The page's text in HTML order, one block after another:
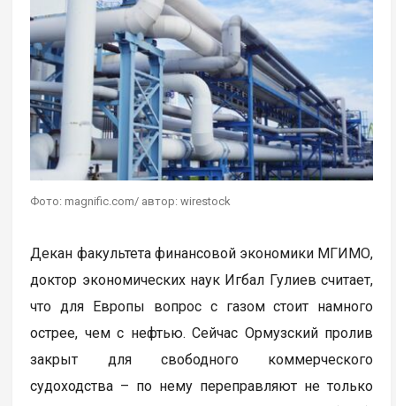
Фото: magnific.com/ автор: wirestock
Декан факультета финансовой экономики МГИМО,
доктор экономических наук Игбал Гулиев считает,
что для Европы вопрос с газом стоит намного
острее, чем с нефтью. Сейчас Ормузский пролив
закрыт для свободного коммерческого
судоходства – по нему переправляют не только